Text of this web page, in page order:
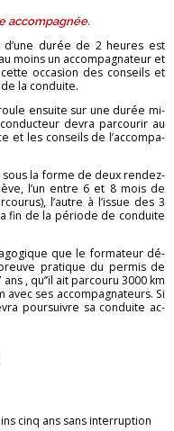
ac­com­pa­gnée.
durée de 2 heures est
moins un ac­com­pa­gna­teur et
oc­ca­sion des conseils et
la conduite.
en­suite sur une durée mi­
devra par­cou­rir au
et les conseils de l’ac­com­pa­
sous la forme de deux ren­dez-
l’un entre 6 et 8 mois de
l’autre à l’is­sue des 3
fin de la pé­riode de conduite
que le for­ma­teur dé­
pra­tique du per­mis de
, qu’’il ait par­couru 3000 km
ses ac­com­pa­gna­teurs. Si
pour­suivre sa conduite ac­
cinq ans sans in­ter­rup­tion